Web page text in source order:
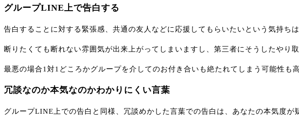
グループLINE上で告白する
告白することに対する緊張感、共通の友人などに応援してもらいたいという気持ち
断りたくても断れない雰囲気が出来上がってしまいますし、第三者にそうしたやり
最悪の場合1対1どころかグループを介してのお付き合いも絶たれてしまう可能性
冗談なのか本気なのかわかりにくい言葉
グループLINE上での告白と同様、冗談めかした言葉での告白は、あなたの本気度が